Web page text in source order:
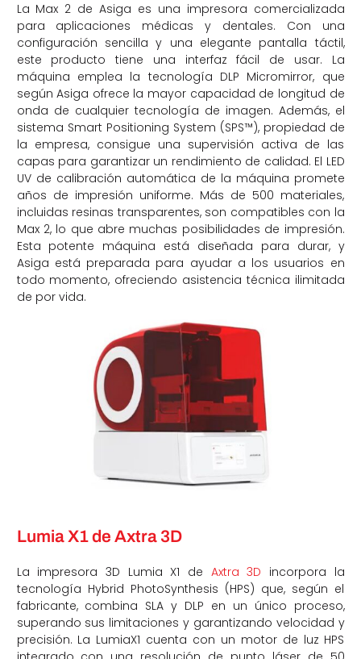
La Max 2 de Asiga es una impresora comercializada
para aplicaciones médicas y dentales. Con una
configuración sencilla y una elegante pantalla táctil,
este producto tiene una interfaz fácil de usar. La
máquina emplea la tecnología DLP Micromirror, que
según Asiga ofrece la mayor capacidad de longitud de
onda de cualquier tecnología de imagen. Además, el
sistema Smart Positioning System (SPS™), propiedad de
la empresa, consigue una supervisión activa de las
capas para garantizar un rendimiento de calidad. El LED
UV de calibración automática de la máquina promete
años de impresión uniforme. Más de 500 materiales,
incluidas resinas transparentes, son compatibles con la
Max 2, lo que abre muchas posibilidades de impresión.
Esta potente máquina está diseñada para durar, y
Asiga está preparada para ayudar a los usuarios en
todo momento, ofreciendo asistencia técnica ilimitada
de por vida.
Lumia X1 de Axtra 3D
La impresora 3D Lumia X1 de Axtra 3D incorpora la
tecnología Hybrid PhotoSynthesis (HPS) que, según el
fabricante, combina SLA y DLP en un único proceso,
superando sus limitaciones y garantizando velocidad y
precisión. La LumiaX1 cuenta con un motor de luz HPS